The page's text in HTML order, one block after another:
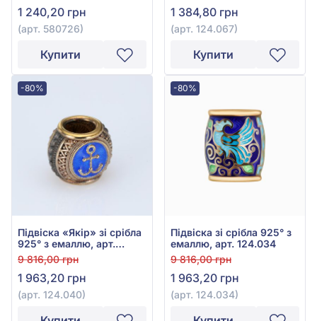
1 240,20 грн
(арт. 580726)
Купити
1 384,80 грн
(арт. 124.067)
Купити
-80%
Підвіска «Якір» зі срібла
925° з емаллю, арт.
124.040
9 816,00 грн
1 963,20 грн
(арт. 124.040)
-80%
Підвіска зі срібла 925° з
емаллю, арт. 124.034
9 816,00 грн
1 963,20 грн
(арт. 124.034)